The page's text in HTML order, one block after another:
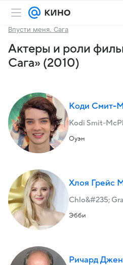
Впусти меня. Сага
Актеры и роли
Сага» (2010)
Коди Смит-
Kodi Smit-
Оуэн
Хлоя Грейс
Chlo&#235;
Эбби
Ричард